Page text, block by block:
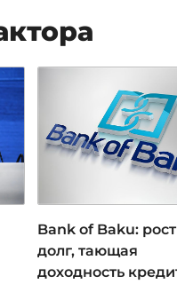
Bank of Baku:
долг, тающая
доходность